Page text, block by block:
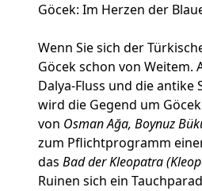
Göcek: Im Herzen der
Wenn Sie sich der
Göcek schon von Weitem.
Dalya-Fluss und die antike
wird die Gegend um
von Osman Ağa, Boynuz
zum Pflichtprogramm
das Bad der Kleopatra
Ruinen sich ein